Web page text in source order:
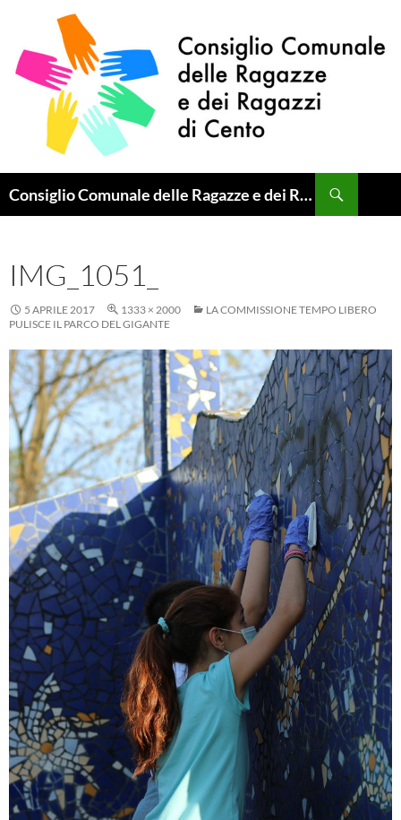
contenuto
Consiglio Comunale delle Ragazze e dei Ragazzi di Cento
IMG_1051_
5 APRILE 2017 1333 × 2000
LA COMMISSIONE TEMPO LIBERO
PULISCE IL PARCO DEL GIGANTE